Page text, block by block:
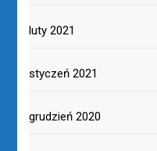
luty 2021
styczeń 2021
grudzień 2020